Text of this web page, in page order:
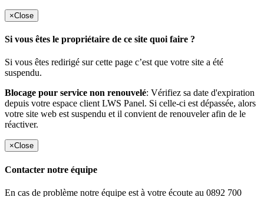
×Close
Si vous êtes le propriétaire de ce site quoi faire ?
Si vous êtes redirigé sur cette page c’est que votre site a été
suspendu.
Blocage pour service non renouvelé: Vérifiez sa date d'expiration
depuis votre espace client LWS Panel. Si celle-ci est dépassée, alors
votre site web est suspendu et il convient de renouveler afin de le
réactiver.
×Close
Contacter notre équipe
En cas de problème notre équipe est à votre écoute au 0892 700